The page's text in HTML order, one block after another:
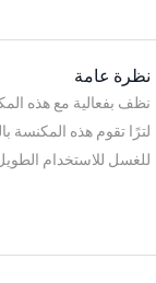
نظرة عامة
لترًا تقوم هذه المكنسة
للغسل للاستخدام